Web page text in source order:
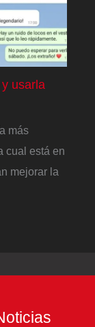
usarla
más
cual está en
mejorar la